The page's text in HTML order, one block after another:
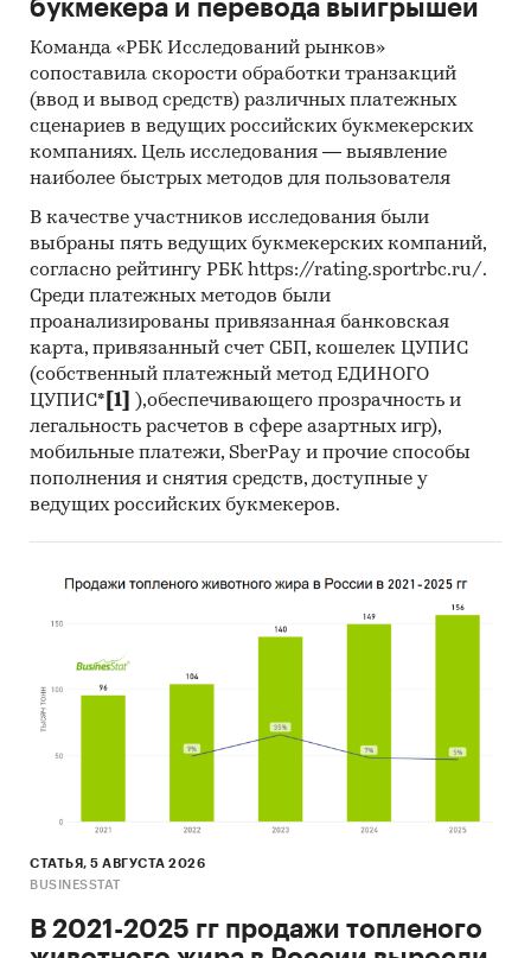
букмекера и перевода выигрышей
Команда «РБК Исследований рынков»
сопоставила скорости обработки транзакций
(ввод и вывод средств) различных платежных
сценариев в ведущих российских букмекерских
компаниях. Цель исследования — выявление
наиболее быстрых методов для пользователя
В качестве участников исследования были
выбраны пять ведущих букмекерских компаний,
согласно рейтингу РБК https://rating.sportrbc.ru/.
Среди платежных методов были
проанализированы привязанная банковская
карта, привязанный счет СБП, кошелек ЦУПИС
(собственный платежный метод ЕДИНОГО
ЦУПИС* [1]
),обеспечивающего прозрачность и
легальность расчетов в сфере азартных игр),
мобильные платежи, SberPay и прочие способы
пополнения и снятия средств, доступные у
ведущих российских букмекеров.
СТАТЬЯ, 5 АВГУСТА 2026
BUSINESSTAT
В 2021-2025 гг продажи топленого